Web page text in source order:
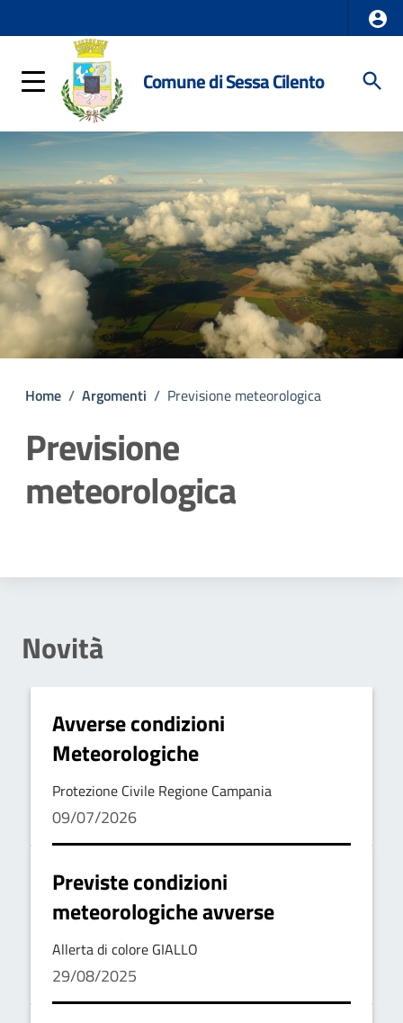
Comune di Sessa Cilento
Home / Argomenti / Previsione meteorologica
Previsione
meteorologica
Novità
Avverse condizioni
Meteorologiche
Protezione Civile Regione Campania
09/07/2026
Previste condizioni
meteorologiche avverse
Allerta di colore GIALLO
29/08/2025